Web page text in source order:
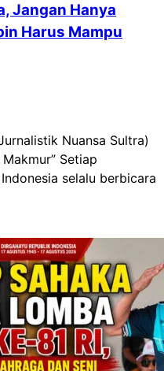
Jangan Hanya
Harus Mampu
Nuansa Sultra)
Setiap
selalu berbicara